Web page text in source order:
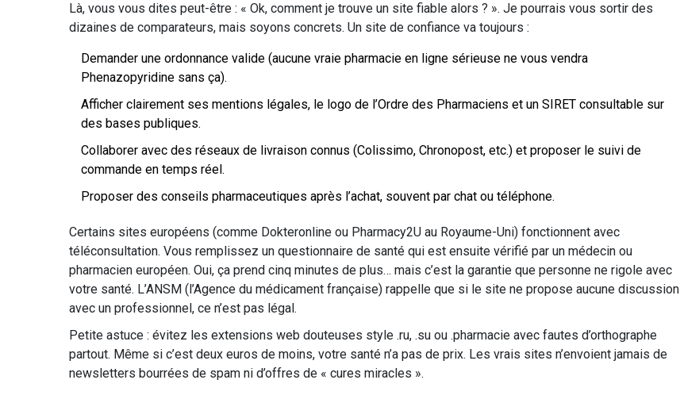
Là, vous vous dites peut-être : « Ok, comment je trouve un site fiable alors ? ». Je pourrais vous sortir des
dizaines de comparateurs, mais soyons concrets. Un site de confiance va toujours :
Demander une ordonnance valide (aucune vraie pharmacie en ligne sérieuse ne vous vendra
Phenazopyridine sans ça).
Afficher clairement ses mentions légales, le logo de l’Ordre des Pharmaciens et un SIRET consultable sur
des bases publiques.
Collaborer avec des réseaux de livraison connus (Colissimo, Chronopost, etc.) et proposer le suivi de
commande en temps réel.
Proposer des conseils pharmaceutiques après l’achat, souvent par chat ou téléphone.
Certains sites européens (comme Dokteronline ou Pharmacy2U au Royaume-Uni) fonctionnent avec
téléconsultation. Vous remplissez un questionnaire de santé qui est ensuite vérifié par un médecin ou
pharmacien européen. Oui, ça prend cinq minutes de plus… mais c’est la garantie que personne ne rigole avec
votre santé. L’ANSM (l’Agence du médicament française) rappelle que si le site ne propose aucune discussion
avec un professionnel, ce n’est pas légal.
Petite astuce : évitez les extensions web douteuses style .ru, .su ou .pharmacie avec fautes d’orthographe
partout. Même si c’est deux euros de moins, votre santé n’a pas de prix. Les vrais sites n’envoient jamais de
newsletters bourrées de spam ni d’offres de « cures miracles ».